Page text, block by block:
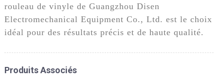
rouleau de vinyle de Guangzhou Disen
Electromechanical Equipment Co., Ltd. est le choix
idéal pour des résultats précis et de haute qualité.
Produits Associés